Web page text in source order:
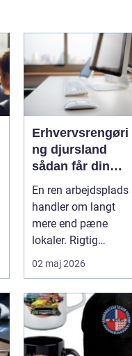
Erhvervsrengøri
ng djursland
sådan får din
virksomhed
mest muligt ud
af rengøringen
En ren arbejdsplads
handler om langt
mere end pæne
lokaler. Rigtig
mange
virksomheder på
Djursland o...
02 maj 2026